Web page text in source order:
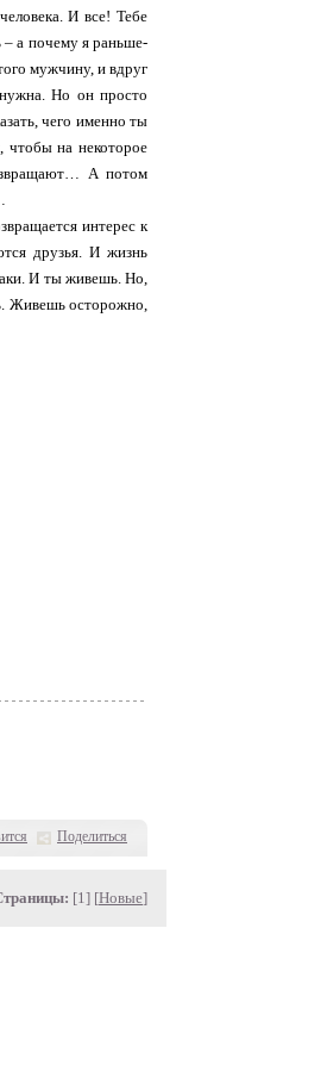
И все! Тебе
– а почему я раньше-
мужчину, и вдруг
Но он просто
чего именно ты
чтобы на некоторое
А потом
интерес к
друзья. И жизнь
И ты живешь. Но,
Живешь осторожно,
Поделиться
[1] [Новые]